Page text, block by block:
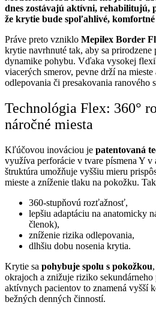
dnes zostávajú aktívni, rehabilitujú,
že krytie bude spoľahlivé,
Práve preto vzniklo Mepilex Border
krytie navrhnuté tak, aby sa prirodzene
dynamike pohybu. Vďaka vysokej
viacerých smerov, pevne drží na
odlepovania či presakovania ranového
Technológia Flex: 360°
náročné miesta
Kľúčovou inováciou je patentovaná
využíva perforácie v tvare písmena Y v
štruktúra umožňuje vyššiu mieru
mieste a zníženie tlaku na pokožku.
360-stupňovú rozťažnosť,
lepšiu adaptáciu na anatomicky
členok),
zníženie rizika odlepovania,
dlhšiu dobu nosenia krytia.
Krytie sa pohybuje spolu s pokožkou
okrajoch a znižuje riziko sekundárneho
aktívnych pacientov to znamená vyšší
bežných denných činností.